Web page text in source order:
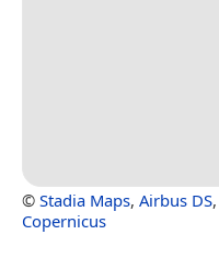
© Stadia Maps, Airbus DS,
Copernicus